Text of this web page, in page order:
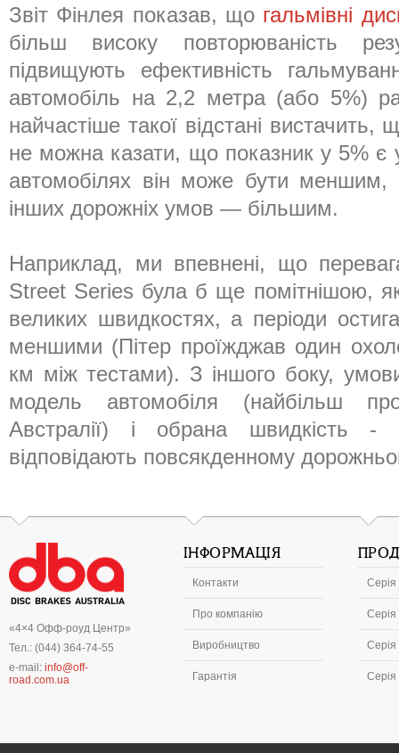
Звіт Фінлея показав, що гальмівні
більш високу повторюваність
підвищують ефективність
автомобіль на 2,2 метра (або 5%)
найчастіше такої відстані
не можна казати, що показник у 5% є
автомобілях він може бути меншим,
інших дорожніх умов — більшим.
Наприклад, ми впевнені, що
Street Series була б ще помітнішою,
великих швидкостях, а періоди
меншими (Пітер проїжджав один
км між тестами). З іншого боку,
модель автомобіля (найбільш
Австралії) і обрана швидкість
відповідають повсякденному
«4×4 Офф-роуд Центр»
Тел.: (044) 364-74-55
e-mail: info@off-
road.com.ua
ІНФОРМАЦІЯ
Контакти
Про компанію
Виробництво
Гарантія
Серія
Серія